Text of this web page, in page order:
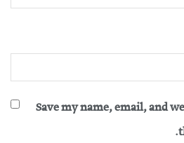
Save my name, email, and